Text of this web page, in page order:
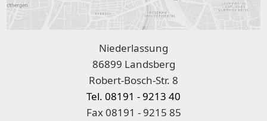
Niederlassung
86899 Landsberg
Robert-Bosch-Str. 8
Tel. 08191 - 9213 40
Fax 08191 - 9215 85